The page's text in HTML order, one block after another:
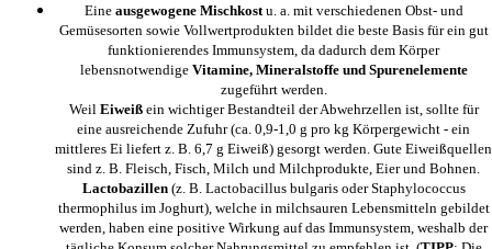
Eine ausgewogene Mischkostu. a. mit verschiedenen Obst- und
Gemüsesorten sowie Vollwertprodukten bildet die beste Basis für ein gut
funktionierendes Immunsystem, da dadurch dem Körper
lebensnotwendige Vitamine, Mineralstoffe und Spurenelemente
zugeführt werden.
Weil Eiweißein wichtiger Bestandteil der Abwehrzellen ist, sollte für
eine ausreichende Zufuhr (ca. 0,9-1,0 g pro kg Körpergewicht - ein
mittleres Ei liefert z. B. 6,7 g Eiweiß) gesorgt werden. Gute Eiweißquellen
sind z. B. Fleisch, Fisch, Milch und Milchprodukte, Eier und Bohnen.
Lactobazillen(z. B. Lactobacillus bulgaris oder Staphylococcus
thermophilus im Joghurt), welche in milchsauren Lebensmitteln gebildet
werden, haben eine positive Wirkung auf das Immunsystem, weshalb der